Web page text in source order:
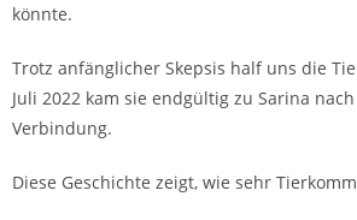
könnte.
Trotz anfänglicher Skepsis half uns die
Juli 2022 kam sie endgültig zu Sarina
Verbindung.
Diese Geschichte zeigt, wie sehr